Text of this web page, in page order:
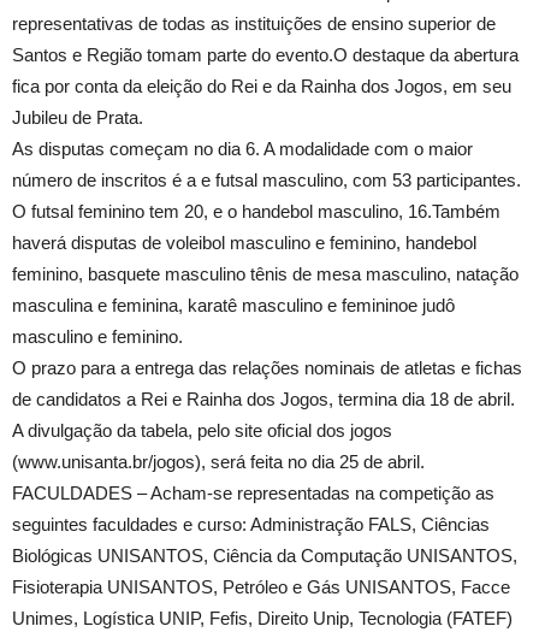
representativas de todas as instituições de ensino superior de
Santos e Região tomam parte do evento.O destaque da abertura
fica por conta da eleição do Rei e da Rainha dos Jogos, em seu
Jubileu de Prata.
As disputas começam no dia 6. A modalidade com o maior
número de inscritos é a e futsal masculino, com 53 participantes.
O futsal feminino tem 20, e o handebol masculino, 16.Também
haverá disputas de voleibol masculino e feminino, handebol
feminino, basquete masculino tênis de mesa masculino, natação
masculina e feminina, karatê masculino e femininoe judô
masculino e feminino.
O prazo para a entrega das relações nominais de atletas e fichas
de candidatos a Rei e Rainha dos Jogos, termina dia 18 de abril.
A divulgação da tabela, pelo site oficial dos jogos
(www.unisanta.br/jogos), será feita no dia 25 de abril.
FACULDADES – Acham-se representadas na competição as
seguintes faculdades e curso: Administração FALS, Ciências
Biológicas UNISANTOS, Ciência da Computação UNISANTOS,
Fisioterapia UNISANTOS, Petróleo e Gás UNISANTOS, Facce
Unimes, Logística UNIP, Fefis, Direito Unip, Tecnologia (FATEF)